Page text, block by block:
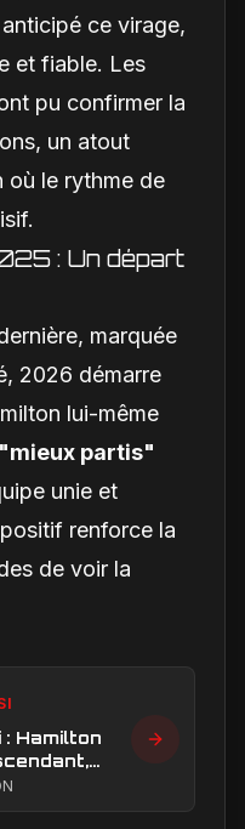
ce virage,
et fiable. Les
pu confirmer la
un atout
où le rythme de
: Un départ
marquée
2026 démarre
lui-même
"mieux partis"
unie et
renforce la
de voir la
: Hamilton
pression